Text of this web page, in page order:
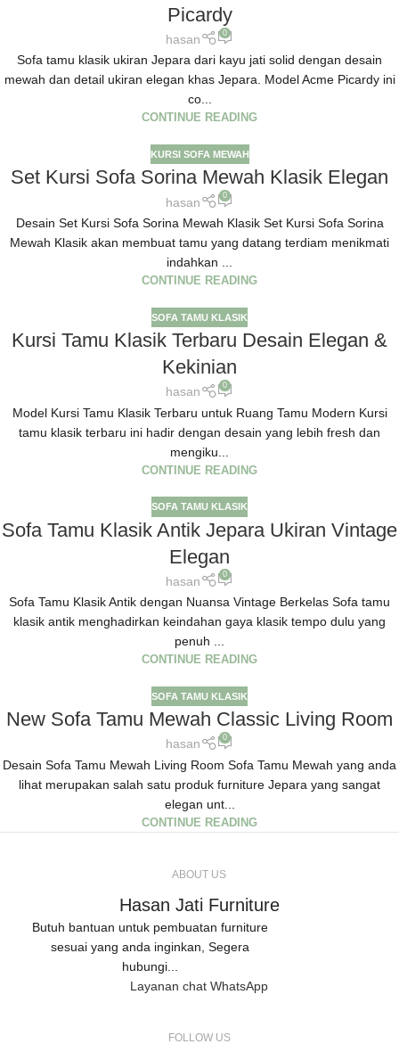
Picardy
hasan 0
Sofa tamu klasik ukiran Jepara dari kayu jati solid dengan desain
mewah dan detail ukiran elegan khas Jepara. Model Acme Picardy ini
co...
CONTINUE READING
KURSI SOFA MEWAH
Set Kursi Sofa Sorina Mewah Klasik Elegan
hasan 0
Desain Set Kursi Sofa Sorina Mewah Klasik Set Kursi Sofa Sorina
Mewah Klasik akan membuat tamu yang datang terdiam menikmati
indahkan ...
CONTINUE READING
SOFA TAMU KLASIK
Kursi Tamu Klasik Terbaru Desain Elegan &
Kekinian
hasan 0
Model Kursi Tamu Klasik Terbaru untuk Ruang Tamu Modern Kursi
tamu klasik terbaru ini hadir dengan desain yang lebih fresh dan
mengiku...
CONTINUE READING
SOFA TAMU KLASIK
Sofa Tamu Klasik Antik Jepara Ukiran Vintage
Elegan
hasan 0
Sofa Tamu Klasik Antik dengan Nuansa Vintage Berkelas Sofa tamu
klasik antik menghadirkan keindahan gaya klasik tempo dulu yang
penuh ...
CONTINUE READING
SOFA TAMU KLASIK
New Sofa Tamu Mewah Classic Living Room
hasan 0
Desain Sofa Tamu Mewah Living Room Sofa Tamu Mewah yang anda
lihat merupakan salah satu produk furniture Jepara yang sangat
elegan unt...
CONTINUE READING
ABOUT US
Hasan Jati Furniture
Butuh bantuan untuk pembuatan furniture
sesuai yang anda inginkan, Segera
hubungi...
Layanan chat WhatsApp
FOLLOW US